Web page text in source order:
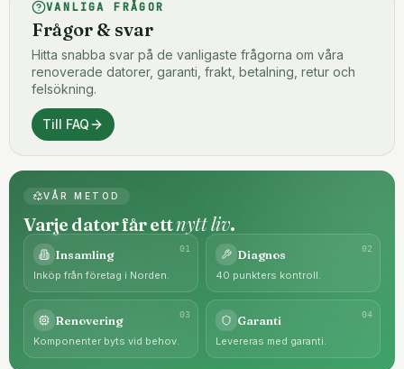
VANLIGA FRÅGOR
Frågor & svar
Hitta snabba svar på de vanligaste frågorna om våra
renoverade datorer, garanti, frakt, betalning, retur och
felsökning.
Till FAQ
VÅR METOD
Varje dator får ettnytt liv.
01
Insamling
Inköp från företag i Norden.
02
Diagnos
40 punkters kontroll.
03
Renovering
Komponenter byts vid behov.
04
Garanti
Levereras med garanti.